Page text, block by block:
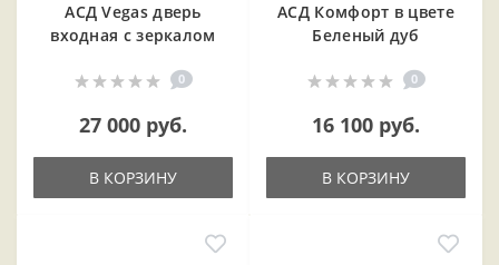
АСД Vegas дверь
входная с зеркалом
0
27 000 руб.
В КОРЗИНУ
АСД Комфорт в цвете
Беленый дуб
0
16 100 руб.
В КОРЗИНУ